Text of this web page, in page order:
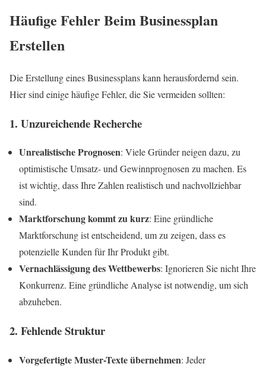
Häufige Fehler Beim Businessplan
Erstellen
Die Erstellung eines Businessplans kann herausfordernd sein.
Hier sind einige häufige Fehler, die Sie vermeiden sollten:
1. Unzureichende Recherche
Unrealistische Prognosen: Viele Gründer neigen dazu, zu
optimistische Umsatz- und Gewinnprognosen zu machen. Es
ist wichtig, dass Ihre Zahlen realistisch und nachvollziehbar
sind.
Marktforschung kommt zu kurz: Eine gründliche
Marktforschung ist entscheidend, um zu zeigen, dass es
potenzielle Kunden für Ihr Produkt gibt.
Vernachlässigung des Wettbewerbs: Ignorieren Sie nicht Ihre
Konkurrenz. Eine gründliche Analyse ist notwendig, um sich
abzuheben.
2. Fehlende Struktur
Vorgefertigte Muster-Texte übernehmen: Jeder